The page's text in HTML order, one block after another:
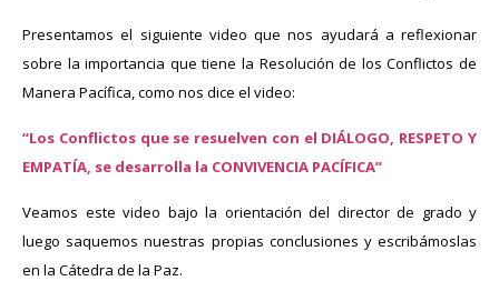
Presentamos el siguiente video que nos ayudará a reflexionar
sobre la importancia que tiene la Resolución de los Conflictos de
Manera Pacífica, como nos dice el video:
“Los Conflictos que se resuelven con el DIÁLOGO, RESPETO Y
EMPATÍA, se desarrolla la CONVIVENCIA PACÍFICA”
Veamos este video bajo la orientación del director de grado y
luego saquemos nuestras propias conclusiones y escribámoslas
en la Cátedra de la Paz.